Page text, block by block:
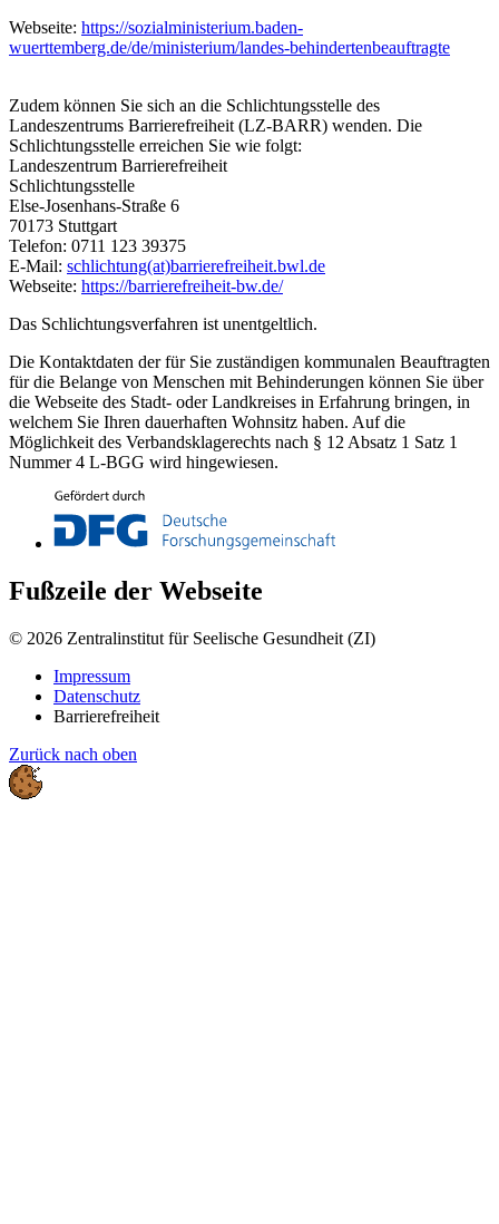
Webseite: https://sozialministerium.baden-
wuerttemberg.de/de/ministerium/landes-behindertenbeauftragte
Zudem können Sie sich an die Schlichtungsstelle des
Landeszentrums Barrierefreiheit (LZ-BARR) wenden. Die
Schlichtungsstelle erreichen Sie wie folgt:
Landeszentrum Barrierefreiheit
Schlichtungsstelle
Else-Josenhans-Straße 6
70173 Stuttgart
Telefon: 0711 123 39375
E-Mail: schlichtung(at)barrierefreiheit.bwl.de
Webseite: https://barrierefreiheit-bw.de/
Das Schlichtungsverfahren ist unentgeltlich.
Die Kontaktdaten der für Sie zuständigen kommunalen Beauftragten
für die Belange von Menschen mit Behinderungen können Sie über
die Webseite des Stadt- oder Landkreises in Erfahrung bringen, in
welchem Sie Ihren dauerhaften Wohnsitz haben. Auf die
Möglichkeit des Verbandsklagerechts nach § 12 Absatz 1 Satz 1
Nummer 4 L-BGG wird hingewiesen.
Fußzeile der Webseite
© 2026 Zentralinstitut für Seelische Gesundheit (ZI)
Impressum
Datenschutz
Barrierefreiheit
Zurück nach oben